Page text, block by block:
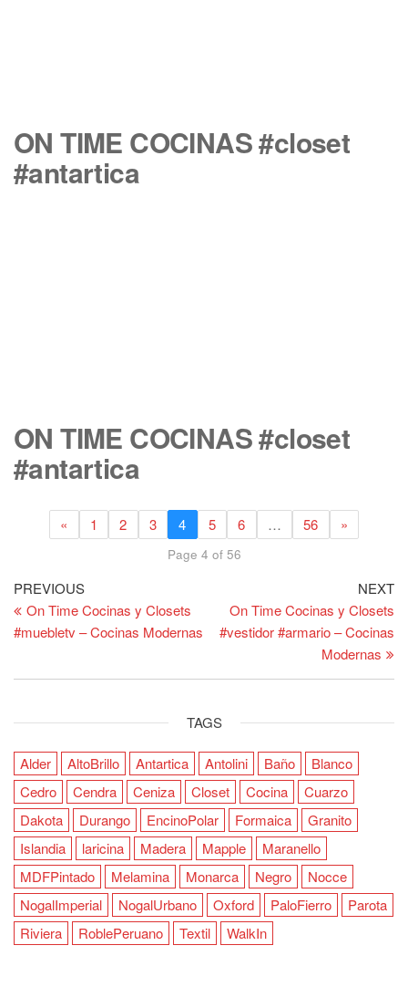
ON TIME COCINAS #closet
#antartica
ON TIME COCINAS #closet
#antartica
« 1 2 3 4 5 6 … 56 »
Page 4 of 56
Post
navigation
Previous
Post
PREVIOUS
On Time Cocinas y Closets
#muebletv – Cocinas Modernas
NEXT
On Time Cocinas y Closets
#vestidor #armario – Cocinas
Modernas
TAGS
Alder AltoBrillo Antartica Antolini Baño
Blanco
Cedro
Cendra Ceniza Closet Cocina
Cuarzo
Dakota
Durango EncinoPolar Formaica
Granito
Islandia
laricina Madera Mapple
Maranello
MDFPintado
Melamina Monarca Negro
Nocce
NogalImperial
NogalUrbano Oxford PaloFierro
Parota
Riviera
RoblePeruano Textil WalkIn